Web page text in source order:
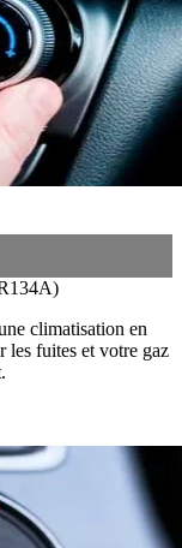
climatisation en
les fuites et votre gaz